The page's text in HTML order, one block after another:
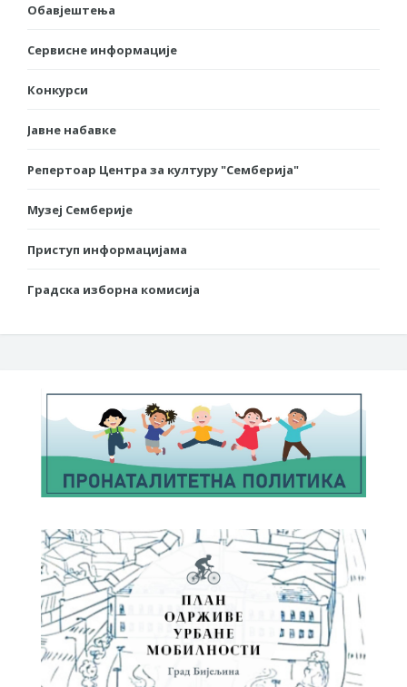
Обавјештења
Сервисне информације
Конкурси
Јавне набавке
Репертоар Центра за културу "Семберија"
Музеј Семберије
Приступ информацијама
Градска изборна комисија